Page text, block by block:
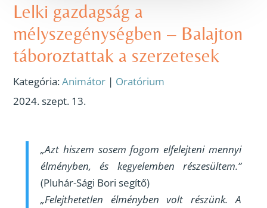
Lelki gazdagság a
mélyszegénységben – Balajton
táboroztattak a szerzetesek
Kategória:Animátor | Oratórium
2024. szept. 13.
„Azt hiszem sosem fogom elfelejteni mennyi
élményben, és kegyelemben részesültem.”
(Pluhár-Sági Bori segítő)
„Felejthetetlen élményben volt részünk. A